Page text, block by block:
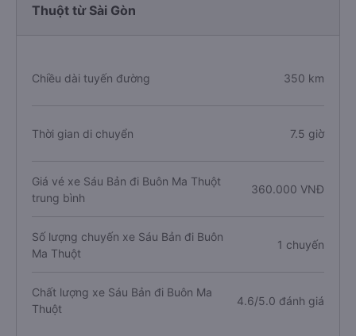
Thuột từ Sài Gòn
Chiều dài tuyến đường 350 km
Thời gian di chuyển 7.5 giờ
Giá vé xe Sáu Bản đi Buôn Ma Thuột
trung bình
360.000 VNĐ
Số lượng chuyến xe Sáu Bản đi Buôn
Ma Thuột
1 chuyến
Chất lượng xe Sáu Bản đi Buôn Ma
Thuột
4.6/5.0 đánh giá